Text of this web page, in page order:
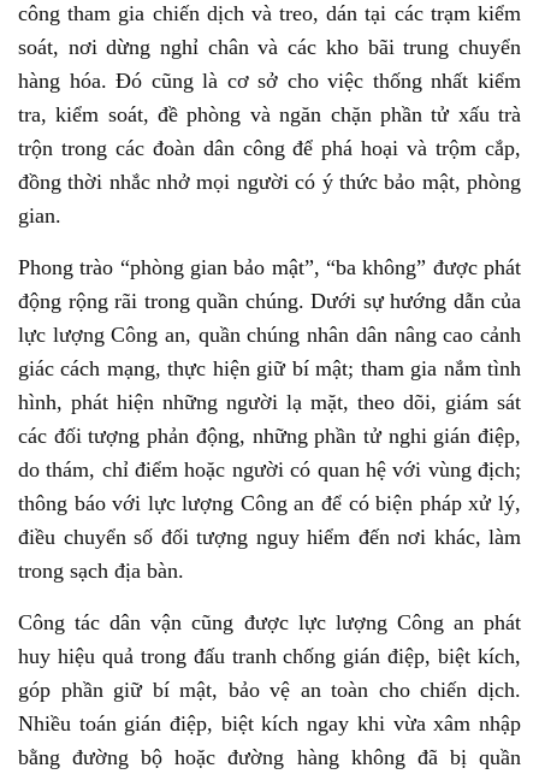
công tham gia chiến dịch và treo, dán tại các trạm kiểm
soát, nơi dừng nghỉ chân và các kho bãi trung chuyển
hàng hóa. Đó cũng là cơ sở cho việc thống nhất kiểm
tra, kiểm soát, đề phòng và ngăn chặn phần tử xấu trà
trộn trong các đoàn dân công để phá hoại và trộm cắp,
đồng thời nhắc nhở mọi người có ý thức bảo mật, phòng
gian.
Phong trào “phòng gian bảo mật”, “ba không” được phát
động rộng rãi trong quần chúng. Dưới sự hướng dẫn của
lực lượng Công an, quần chúng nhân dân nâng cao cảnh
giác cách mạng, thực hiện giữ bí mật; tham gia nắm tình
hình, phát hiện những người lạ mặt, theo dõi, giám sát
các đối tượng phản động, những phần tử nghi gián điệp,
do thám, chỉ điểm hoặc người có quan hệ với vùng địch;
thông báo với lực lượng Công an để có biện pháp xử lý,
điều chuyển số đối tượng nguy hiểm đến nơi khác, làm
trong sạch địa bàn.
Công tác dân vận cũng được lực lượng Công an phát
huy hiệu quả trong đấu tranh chống gián điệp, biệt kích,
góp phần giữ bí mật, bảo vệ an toàn cho chiến dịch.
Nhiều toán gián điệp, biệt kích ngay khi vừa xâm nhập
bằng đường bộ hoặc đường hàng không đã bị quần